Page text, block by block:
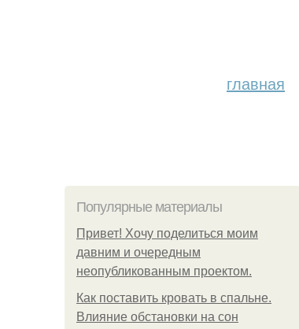
главная
Популярные материалы
Привет! Хочу поделиться моим
давним и очередным
неопубликованным проектом.
Как поставить кровать в спальне.
Влияние обстановки на сон